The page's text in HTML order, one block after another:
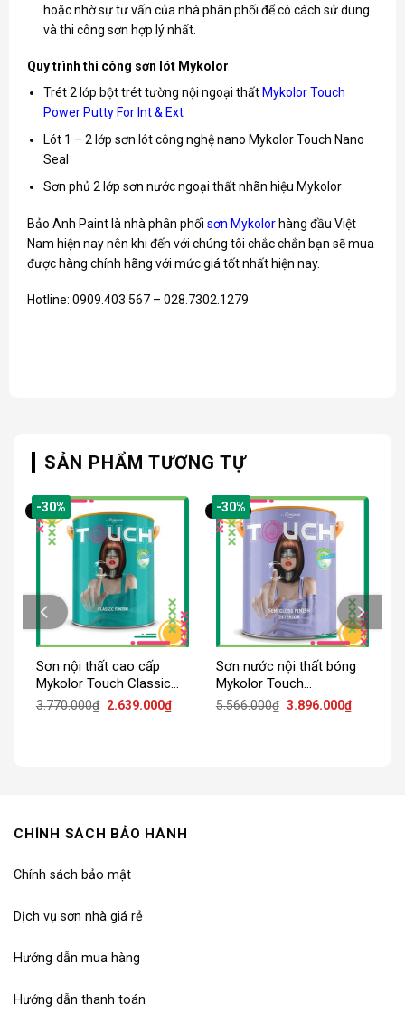
hoặc nhờ sự tư vấn của nhà phân phối để có cách sử dung
và thi công sơn hợp lý nhất.
Quy trình thi công sơn lót Mykolor
Trét 2 lớp bột trét tường nội ngoại thất Mykolor Touch
Power Putty For Int & Ext
Lót 1 – 2 lớp sơn lót công nghệ nano Mykolor Touch Nano
Seal
Sơn phủ 2 lớp sơn nước ngoại thất nhãn hiệu Mykolor
Bảo Anh Paint là nhà phân phối sơn Mykolorhàng đầu Việt
Nam hiện nay nên khi đến với chúng tôi chắc chắn bạn sẽ mua
được hàng chính hãng với mức giá tốt nhất hiện nay.
Hotline: 0909.403.567 – 028.7302.1279
SẢN PHẨM TƯƠNG TỰ
-30%
Sơn nội thất cao cấp
Mykolor Touch Classic
Finish
3.770.000₫ Giá
2.639.000₫Giá
hiện
-30%
Sơn nước nội thất bóng
Mykolor Touch
Semigloss Finish Interior
5.566.000₫ Giá
3.896.000₫Giá
hiện
CHÍNH SÁCH BẢO HÀNH
Chính sách bảo mật
Dịch vụ sơn nhà giá rẻ
Hướng dẫn mua hàng
Hướng dẫn thanh toán